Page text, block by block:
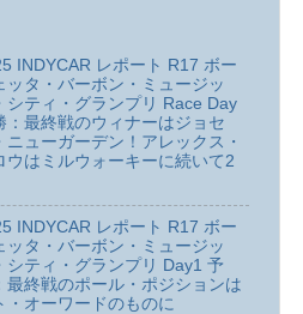
INDYCAR レポート R17 ボー
ッタ・バーボン・ミュージッ
シティ・グランプリ Race Day
：最終戦のウィナーはジョセ
ニューガーデン！アレックス・
ウはミルウォーキーに続いて2
INDYCAR レポート R17 ボー
ッタ・バーボン・ミュージッ
シティ・グランプリ Day1 予
最終戦のポール・ポジションは
・オーワードのものに